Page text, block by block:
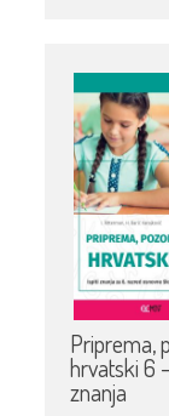
Priprema,
hrvatski 6
znanja